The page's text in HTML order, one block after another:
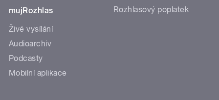
mujRozhlas
Živé vysílání
Audioarchiv
Podcasty
Mobilní aplikace
Rozhlasový poplatek